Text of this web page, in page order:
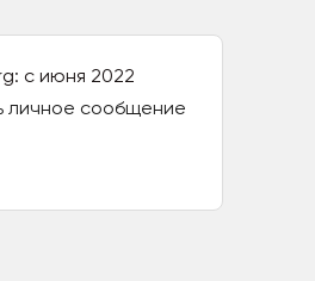
с июня 2022
личное сообщение